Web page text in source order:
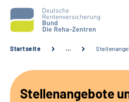
Unsere Kliniken
Startseite …
Stellenangebote